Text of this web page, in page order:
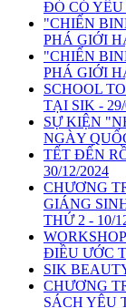
ĐÓ CÓ YÊU
"CHIẾN
PHÁ GIỚI
"CHIẾN
PHÁ GIỚI
SCHOOL
TẠI SIK - 29/
SỰ KIỆN
NGÀY
TẾT ĐẾN
30/12/2024
CHƯƠNG
GIÁNG
THỨ 2 - 10/
ĐIỀU ƯỚC
SIK
CHƯƠNG
SÁCH YÊU